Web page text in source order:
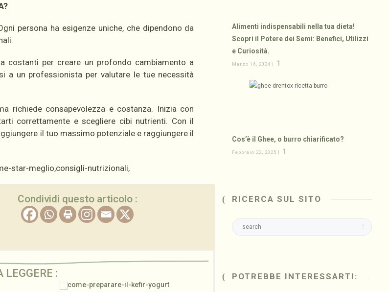
persona ha esigenze uniche, che dipendono da
costanti per creare un profondo cambiamento a
a un professionista per valutare le tue necessità
richiede consapevolezza e costanza. Inizia con
correttamente e scegliere cibi nutrienti. Con il
il tuo massimo potenziale e raggiungere il
Condividi questo articolo :
LEGGERE :
Alimenti indispensabili nella tua dieta!
Scopri il Potere dei Semi: Benefici, Utilizzi
e Curiosità.
Marzo 16, 2024 | 1
Cos’è il Ghee, o burro chiarificato?
Febbraio 22, 2025 | 1
RICERCA SUL SITO
POTREBBE INTERESSARTI: